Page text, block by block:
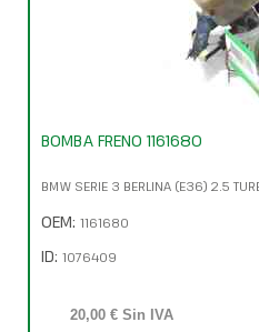
BOMBA FRENO 1161680
BMW SERIE 3 BERLINA (E36) 2.5
OEM: 1161680
ID: 1076409
20,00 € Sin IVA